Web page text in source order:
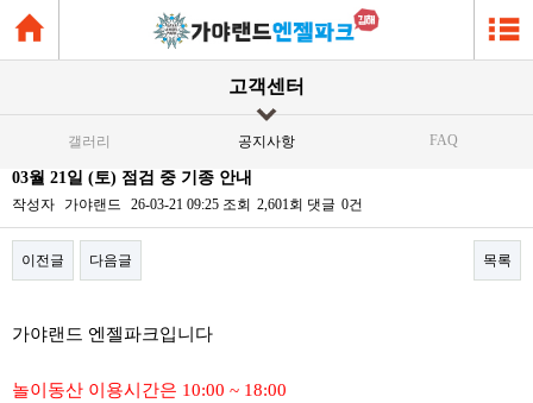
고객센터
갤러리 공지사항 FAQ
03월 21일 (토) 점검 중 기종 안내
작성자 가야랜드 26-03-21 09:25 조회 2,601회 댓글 0건
이전글 다음글 목록
가야랜드 엔젤파크입니다
놀이동산 이용시간은 10:00 ~ 18:00